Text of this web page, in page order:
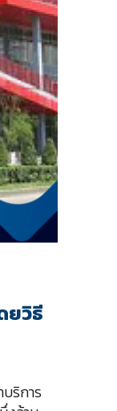
ยวิธี
ริการ